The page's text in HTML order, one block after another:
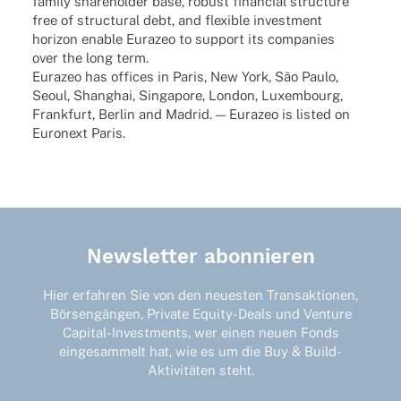
free of struc­tu­ral debt, and flexi­ble invest­ment
hori­zon enable Eura­zeo to support its compa­nies
over the long term.
Eura­zeo has offices in Paris, New York, São Paulo,
Seoul, Shang­hai, Singa­pore, London, Luxem­bourg,
Frank­furt, Berlin and Madrid. — Eura­zeo is listed on
Euron­ext Paris.
Newsletter abonnieren
Hier erfahren Sie von den neuesten Transaktionen,
Börsengängen, Private Equity-Deals und Venture
Capital-Investments, wer einen neuen Fonds
eingesammelt hat, wie es um die Buy & Build-
Aktivitäten steht.